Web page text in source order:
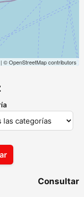
| © OpenStreetMap contributors
Consultar